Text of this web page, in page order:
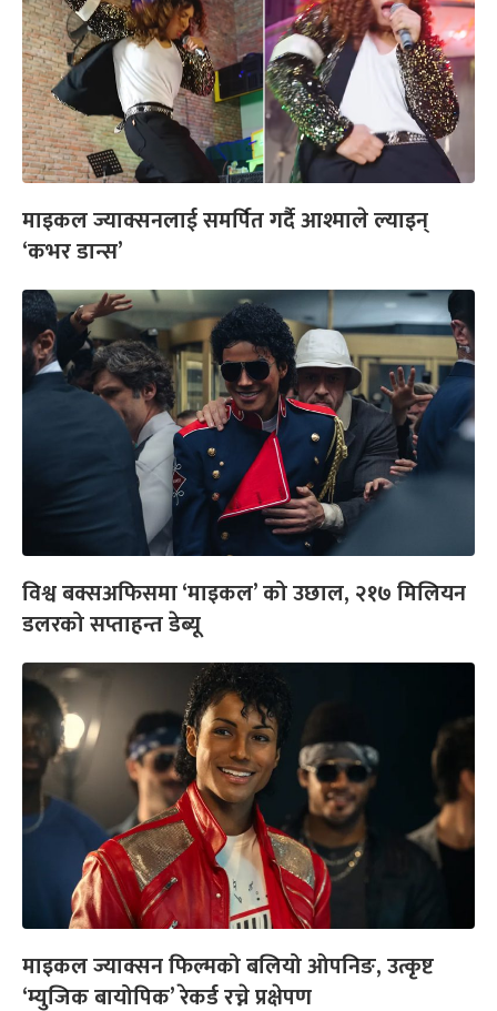
माइकल ज्याक्सनलाई समर्पित गर्दै आश्माले ल्याइन्
‘कभर डान्स’
विश्व बक्सअफिसमा ‘माइकल’ को उछाल, २१७ मिलियन
डलरको सप्ताहन्त डेब्यू
माइकल ज्याक्सन फिल्मको बलियो ओपनिङ, उत्कृष्ट
‘म्युजिक बायोपिक’ रेकर्ड रच्ने प्रक्षेपण